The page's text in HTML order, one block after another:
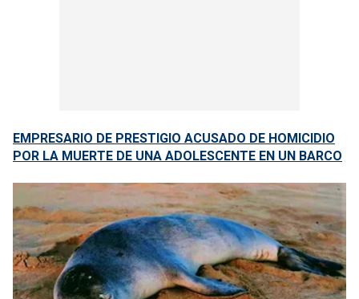
EMPRESARIO DE PRESTIGIO ACUSADO DE HOMICIDIO
POR LA MUERTE DE UNA ADOLESCENTE EN UN BARCO